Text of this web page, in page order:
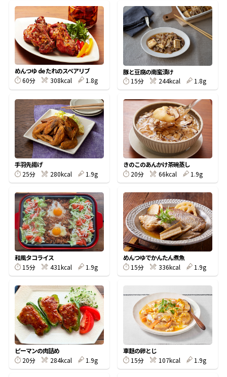
サッと鍋® 楽チン鍋®
楽チン屋® ストレートつゆ
新鮮一番 『氷熟®』
『踊り節』
鰹節屋の
だしパック
レシピ特設サイト
割烹白だしレシピ特集
だし巻き卵特集
かつおだしが決め手！簡単茶碗蒸し
めんつゆ de たれのスペアリブ
60分
308kcal 1.8g
豚と豆腐の南蛮漬け
15分
244kcal 1.8g
手羽先揚げ
25分
280kcal 1.9g
きのこのあんかけ茶碗蒸し
20分
66kcal 1.9g
和風タコライス
15分
431kcal 1.9g
めんつゆでかんたん煮魚
15分
336kcal 1.9g
ピーマンの肉詰め
20分
284kcal 1.9g
車麩の卵とじ
15分
107kcal 1.9g